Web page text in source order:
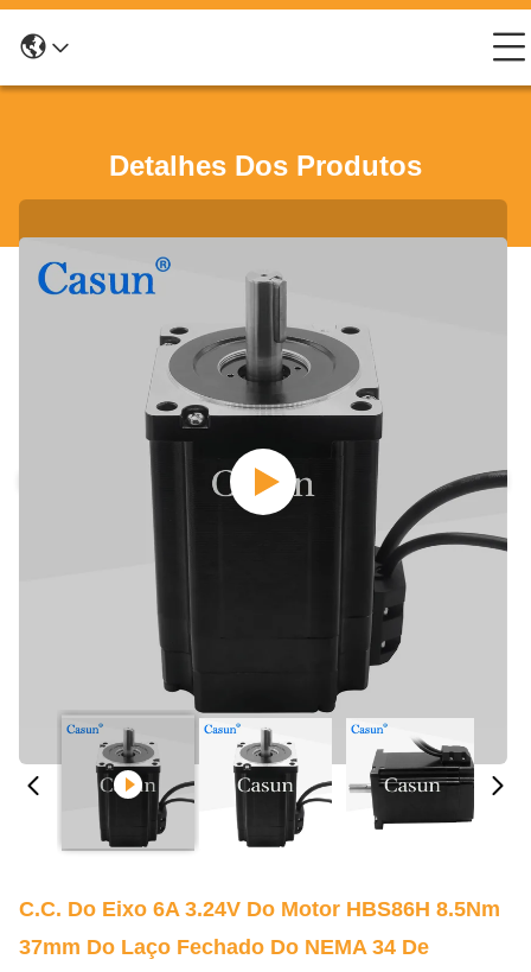
Detalhes Dos Produtos
C.C. Do Eixo 6A 3.24V Do Motor HBS86H 8.5Nm
37mm Do Laço Fechado Do NEMA 34 De